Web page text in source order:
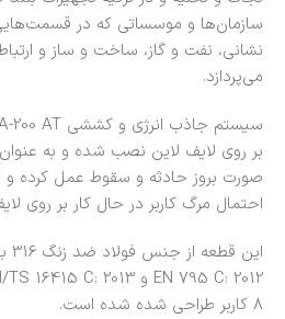
سازمان‌ها و موسساتی که در
نشانی، نفت و گاز، ساخت و ساز و
می‌پردازد.
بر روی لایف لاین نصب شده و به
صورت بروز حادثه و سقوط عمل کرده و
احتمال مرگ کاربر در حال کار بر روی
8 کاربر طراحی شده شده است.